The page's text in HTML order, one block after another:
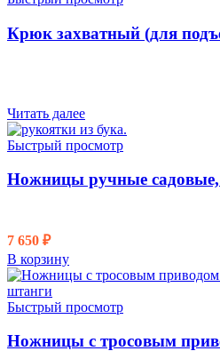
Крюк захватный (для
Читать далее
Быстрый просмотр
Ножницы ручные садовые,
7 650 ₽
В корзину
Быстрый просмотр
Ножницы с тросовым